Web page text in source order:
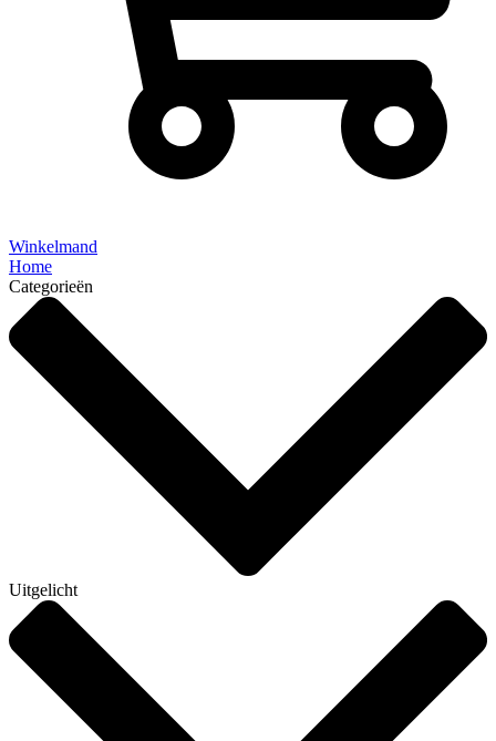
Winkelmand
Home
Categorieën
Uitgelicht